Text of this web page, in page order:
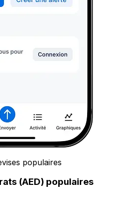
populaires
(AED) populaires